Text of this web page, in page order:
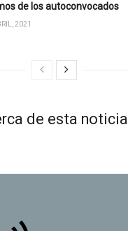
de los autoconvocados
2021
de esta noticia